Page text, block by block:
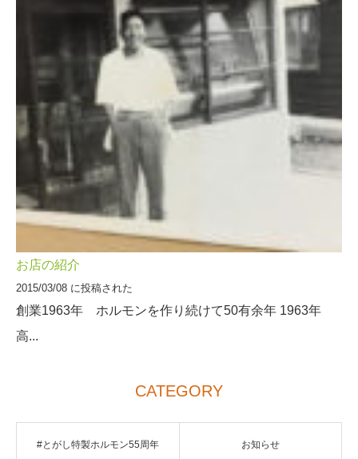
お店の紹介
2015/03/08 に投稿された
創業1963年 ホルモンを作り続けて50有余年 1963年
高...
CATEGORY
#とがし特製ホルモン55周年 お知らせ